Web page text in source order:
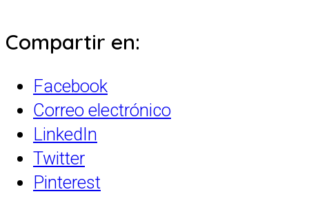
Compartir en:
Facebook
Correo electrónico
LinkedIn
Twitter
Pinterest